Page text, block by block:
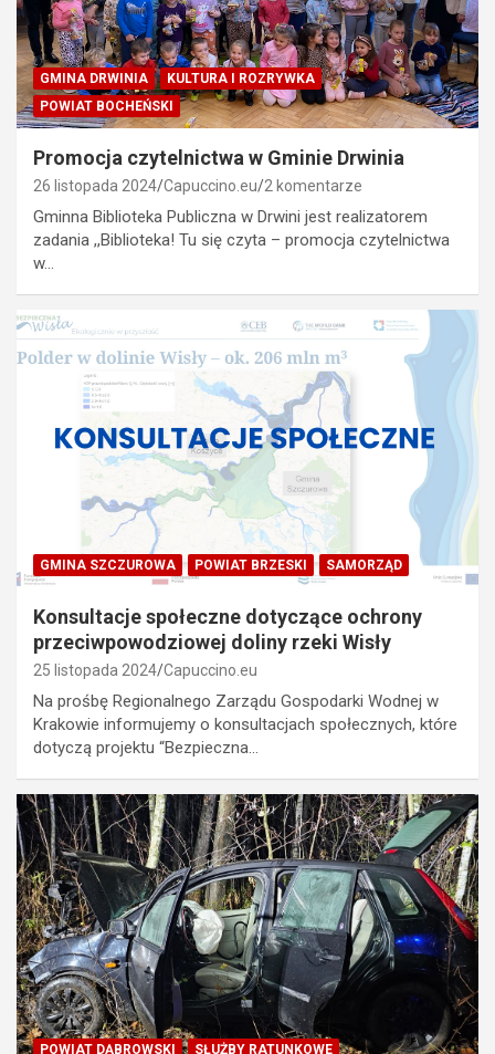
GMINA DRWINIA
KULTURA I ROZRYWKA
POWIAT BOCHEŃSKI
Promocja czytelnictwa w Gminie Drwinia
26 listopada 2024 Capuccino.eu 2 komentarze
Gminna Biblioteka Publiczna w Drwini jest realizatorem
zadania ,,Biblioteka! Tu się czyta – promocja czytelnictwa
w…
GMINA SZCZUROWA POWIAT BRZESKI SAMORZĄD
Konsultacje społeczne dotyczące ochrony
przeciwpowodziowej doliny rzeki Wisły
25 listopada 2024 Capuccino.eu
Na prośbę Regionalnego Zarządu Gospodarki Wodnej w
Krakowie informujemy o konsultacjach społecznych, które
dotyczą projektu “Bezpieczna…
POWIAT DĄBROWSKI SŁUŻBY RATUNKOWE